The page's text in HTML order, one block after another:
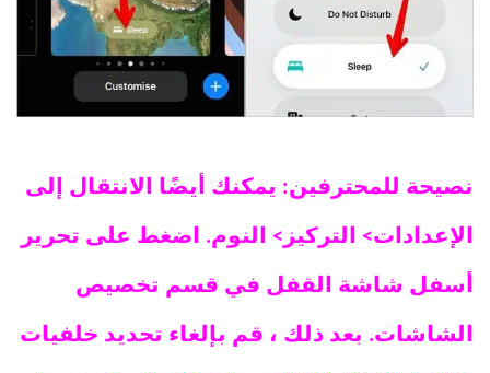
نصيحة للمحترفين: يمكنك أيضًا الانتقال إلى
الإعدادات> التركيز> النوم. اضغط على تحرير
أسفل شاشة القفل في قسم تخصيص
الشاشات. بعد ذلك ، قم بإلغاء تحديد خلفيات